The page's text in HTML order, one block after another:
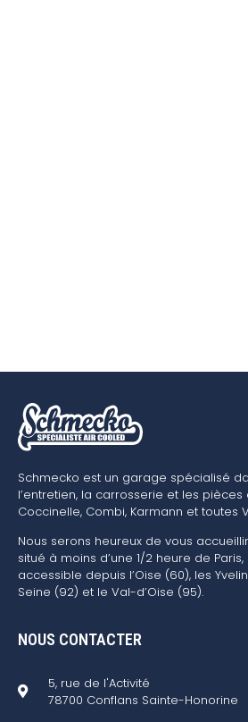
Schmecko est un garage spécialisé
l’entretien, la carrosserie et les
Coccinelle, Combi, Karmann et toutes
Nous serons heureux de vous
situé à moins d’une 1/2 heure de
accessible depuis l’Oise (60), les
Seine (92) et le Val-d’Oise (95).
NOUS CONTACTER
5, rue de l'Activité
78700 Conflans Sainte-Honorine